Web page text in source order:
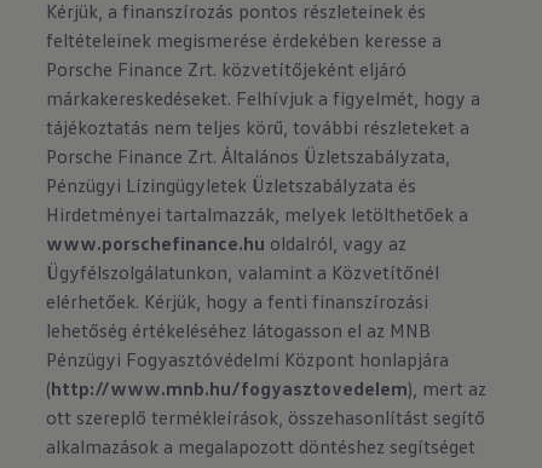
Kérjük, a finanszírozás pontos részleteinek és
feltételeinek megismerése érdekében keresse a
Porsche Finance Zrt. közvetítőjeként eljáró
márkakereskedéseket. Felhívjuk a figyelmét, hogy a
tájékoztatás nem teljes körű, további részleteket a
Porsche Finance Zrt. Általános Üzletszabályzata,
Pénzügyi Lízingügyletek Üzletszabályzata és
Hirdetményei tartalmazzák, melyek letölthetőek a
www.porschefinance.hu oldalról, vagy az
Ügyfélszolgálatunkon, valamint a Közvetítőnél
elérhetőek. Kérjük, hogy a fenti finanszírozási
lehetőség értékeléséhez látogasson el az MNB
Pénzügyi Fogyasztóvédelmi Központ honlapjára
(http://www.mnb.hu/fogyasztovedelem), mert az
ott szereplő termékleírások, összehasonlítást segítő
alkalmazások a megalapozott döntéshez segítséget